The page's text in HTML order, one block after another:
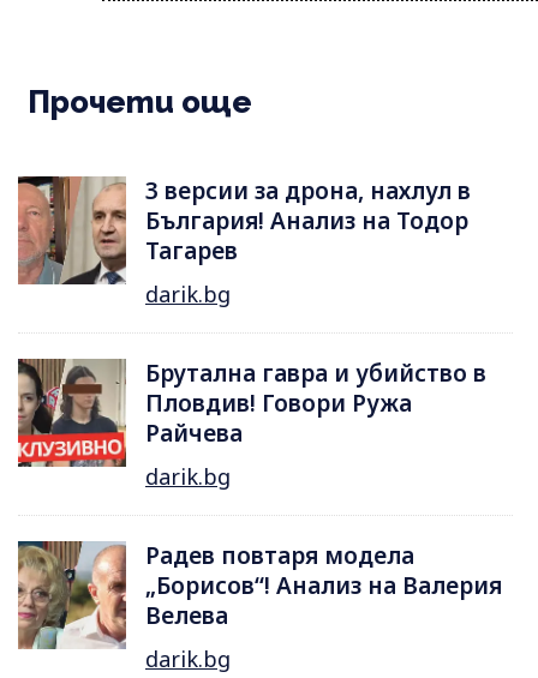
Прочети още
3 версии за дрона, нахлул в
България! Анализ на Тодор
Тагарев
darik.bg
Брутална гавра и убийство в
Пловдив! Говори Ружа
Райчева
darik.bg
Радев повтаря модела
„Борисов“! Анализ на Валерия
Велева
darik.bg